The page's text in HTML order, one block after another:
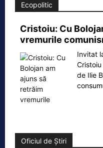
Ecopolitic
Cristoiu: Cu
vremurile
Invitat
de Ilie
Oficiul de Știri